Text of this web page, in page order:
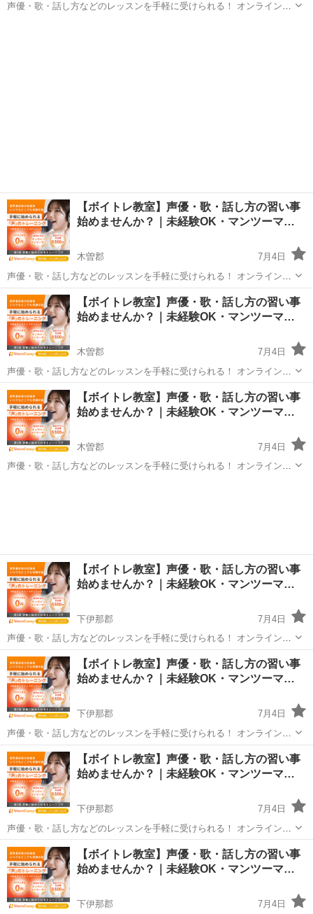
声優・歌・話し方などのレッスンを手軽に受けられる！ オンラインボ
【ボイトレ教室】声優・歌・話し方の習い事
始めませんか？｜未経験OK・マンツーマ…
木曽郡
7月4日
声優・歌・話し方などのレッスンを手軽に受けられる！ オンラインボ
イトレ教室「Voice Camp（ボイスキャンプ）」 「声優のレッスンを一
度受けてみたい」 「話し方に自信がなくて改善したい」 「歌が上手く
なって気...
長野 木曽郡 その他
【ボイトレ教室】声優・歌・話し方の習い事
始めませんか？｜未経験OK・マンツーマ…
木曽郡
7月4日
声優・歌・話し方などのレッスンを手軽に受けられる！ オンラインボ
イトレ教室「Voice Camp（ボイスキャンプ）」 「声優のレッスンを一
度受けてみたい」 「話し方に自信がなくて改善したい」 「歌が上手く
なって気...
長野 木曽郡 その他
【ボイトレ教室】声優・歌・話し方の習い事
始めませんか？｜未経験OK・マンツーマ…
木曽郡
7月4日
声優・歌・話し方などのレッスンを手軽に受けられる！ オンラインボ
【ボイトレ教室】声優・歌・話し方の習い事
始めませんか？｜未経験OK・マンツーマ…
下伊那郡
7月4日
声優・歌・話し方などのレッスンを手軽に受けられる！ オンラインボ
イトレ教室「Voice Camp（ボイスキャンプ）」 「声優のレッスンを一
度受けてみたい」 「話し方に自信がなくて改善したい」 「歌が上手く
なって気...
長野 下伊那郡 その他
【ボイトレ教室】声優・歌・話し方の習い事
始めませんか？｜未経験OK・マンツーマ…
下伊那郡
7月4日
声優・歌・話し方などのレッスンを手軽に受けられる！ オンラインボ
イトレ教室「Voice Camp（ボイスキャンプ）」 「声優のレッスンを一
度受けてみたい」 「話し方に自信がなくて改善したい」 「歌が上手く
なって気...
長野 下伊那郡 その他
【ボイトレ教室】声優・歌・話し方の習い事
始めませんか？｜未経験OK・マンツーマ…
下伊那郡
7月4日
声優・歌・話し方などのレッスンを手軽に受けられる！ オンラインボ
イトレ教室「Voice Camp（ボイスキャンプ）」 「声優のレッスンを一
度受けてみたい」 「話し方に自信がなくて改善したい」 「歌が上手く
なって気...
長野 下伊那郡 その他
【ボイトレ教室】声優・歌・話し方の習い事
始めませんか？｜未経験OK・マンツーマ…
下伊那郡
7月4日